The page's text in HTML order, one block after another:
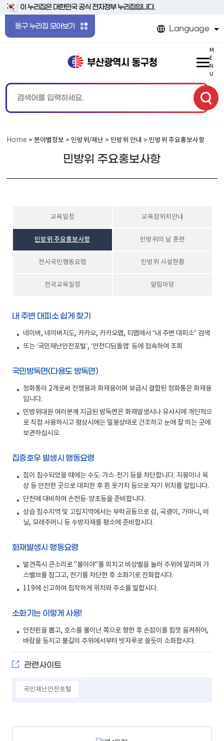
본문 바로가기
메인메뉴 바로가기
이 누리집은 대한민국 공식 전자정부 누리집입니다.
동구 누리집 모아보기 Language
M
E
N
U
Home > 분야별정보 > 민방위/재난 > 민방위 안내 > 민방위 주요홍보사항
민방위 주요홍보사항
교육일정 교육장위치안내
민방위 주요홍보사항 민방위의 날 훈련
전시국민행동요령 민방위 시설현황
전국교육일정 알림마당
내 주변 대피소 쉽게 찾기
네이버, 네이버지도, 카카오, 카카오맵, 티맵에서 “내 주변 대피소” 검색
또는 ‘국민재난안전포털’, ‘안전디딤돌앱’ 등에 접속하여 조회
국민방독면(다용도 방독면)
정화통이 2개로써 전쟁용과 화재용이며 보급시 결합된 정화통은 화재용
입니다.
민방위대원 여러분께 지급된 방독면은 화재발생시나 유사시에 개인적으
로 직접 사용하시고 평상시에는 밀봉상태로 건조하고 눈에 잘 띄는 곳에
보관하십시오.
집중호우 발생시 행동요령
집이 침수되었을 때에는 수도·가스·전기 등을 차단합니다. 지붕이나 옥
상 등 안전한 곳으로 대피한 후 흰 옷가지 등으로 자기 위치를 알립니다.
단전에 대비하여 손전등·양초등을 준비합니다.
상습 침수지역 및 고립지역에서는 부락공동으로 삽, 곡괭이, 가마니, 비
닐, 모래주머니 등 수방자재를 평소에 준비합시다.
화재발생시 행동요령
발견즉시 큰소리로 "불이야"를 외치고 비상벨을 눌러 주위에 알리며 가
스밸브를 잠그고, 전기를 차단한 후 소화기로 진화합시다.
119에 신고하여 침착하게 위치와 주소를 말합시다.
소화기는 이렇게 사용!
안전핀을 뽑고, 호스를 불이난 쪽으로 향한 후 손잡이를 힘껏 움켜쥐어,
바람을 등지고 불길의 주위에서부터 빗자루로 쓸듯이 소화합시다.
관련사이트
국민재난안전포털